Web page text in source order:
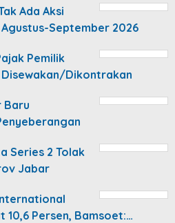
Ada Aksi
September 2026
Pemilik
Disewakan/Dikontrakan
Baru
Series 2 Tolak
Jabar
10,6 Persen, Bamsoet:…